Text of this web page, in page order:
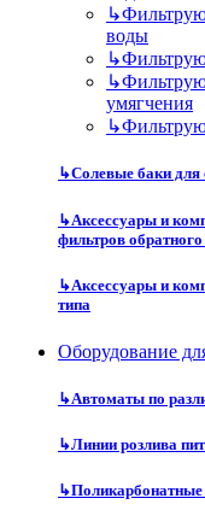
↳
воды
↳
↳
умягчения
↳
↳Солевые баки для
↳Аксессуары и
фильтров
↳Аксессуары и
типа
Оборудование
↳Автоматы по
↳Линии розлива
↳